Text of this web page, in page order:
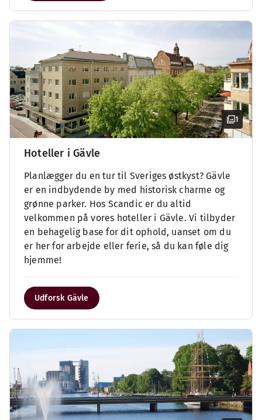
1
Hoteller i Gävle
Planlægger du en tur til Sveriges østkyst? Gävle
er en indbydende by med historisk charme og
grønne parker. Hos Scandic er du altid
velkommen på vores hoteller i Gävle. Vi tilbyder
en behagelig base for dit ophold, uanset om du
er her for arbejde eller ferie, så du kan føle dig
hjemme!
Udforsk Gävle